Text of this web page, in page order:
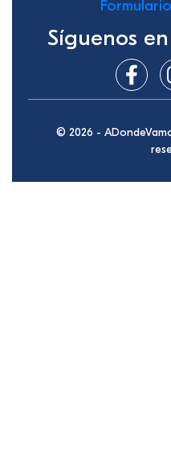
Síguenos
© 2026 -